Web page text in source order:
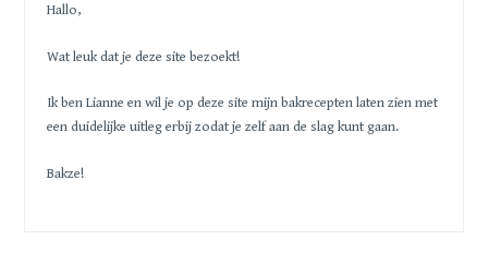
Hallo,
Wat leuk dat je deze site bezoekt!
Ik ben Lianne en wil je op deze site mijn bakrecepten laten zien met
een duidelijke uitleg erbij zodat je zelf aan de slag kunt gaan.
Bakze!